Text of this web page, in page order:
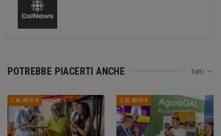
Tutti
POTREBBE PIACERTI ANCHE
CALABRIA CALABRIA